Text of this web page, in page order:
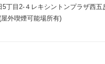
丁目2‐４レキシントンプラザ西五
外喫煙可能場所有)